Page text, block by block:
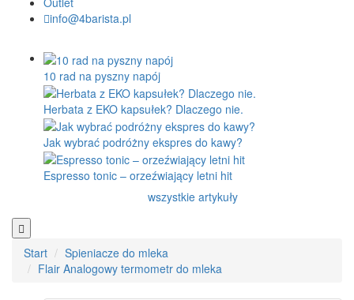
info@4barista.pl
10 rad na pyszny napój
Herbata z EKO kapsułek? Dlaczego nie.
Jak wybrać podróżny ekspres do kawy?
Espresso tonic – orzeźwiający letni hit
wszystkie artykuły
Start
Spieniacze do mleka
Flair Analogowy termometr do mleka